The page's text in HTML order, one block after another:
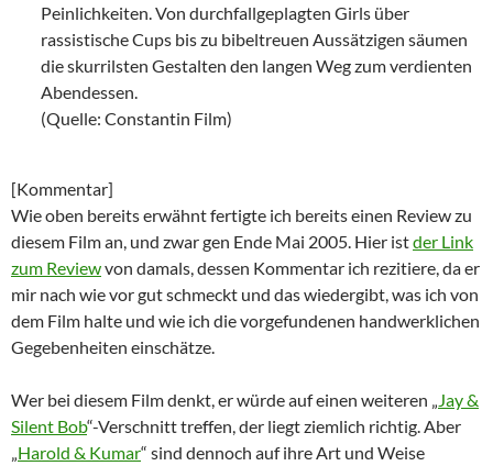
Peinlichkeiten. Von durchfallgeplagten Girls über
rassistische Cups bis zu bibeltreuen Aussätzigen säumen
die skurrilsten Gestalten den langen Weg zum verdienten
Abendessen.
(Quelle: Constantin Film)
[Kommentar]
Wie oben bereits erwähnt fertigte ich bereits einen Review zu
diesem Film an, und zwar gen Ende Mai 2005. Hier istder Link
zum Reviewvon damals, dessen Kommentar ich rezitiere, da er
mir nach wie vor gut schmeckt und das wiedergibt, was ich von
dem Film halte und wie ich die vorgefundenen handwerklichen
Gegebenheiten einschätze.
Wer bei diesem Film denkt, er würde auf einen weiteren „
Jay &
Silent Bob“-Verschnitt treffen, der liegt ziemlich richtig. Aber
Harold & Kumar“ sind dennoch auf ihre Art und Weise